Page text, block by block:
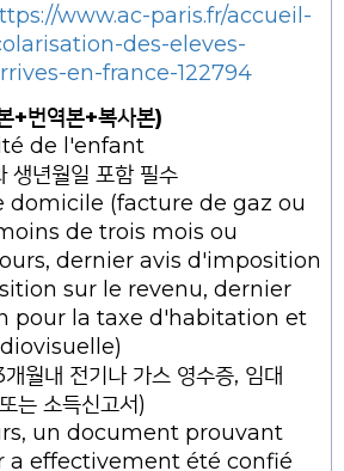
www.ac-paris.fr/accueil-
des-eleves-
en-france-122794
+번역본+복사본)
de l'enfant
생년월일 포함 필수
domicile (facture de gaz ou
de trois mois ou
dernier avis d'imposition
sur le revenu, dernier
pour la taxe d'habitation et
월내 전기나 가스 영수증, 임대
는 소득신고서)
un document prouvant
a effectivement été confié